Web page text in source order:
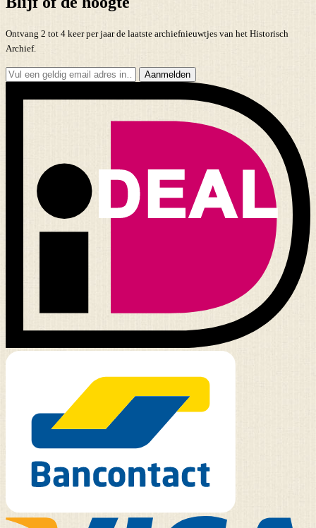
Ontvang 2 tot 4 keer per jaar de laatste archiefnieuwtjes van het Historisch
Archief.
Aanmelden